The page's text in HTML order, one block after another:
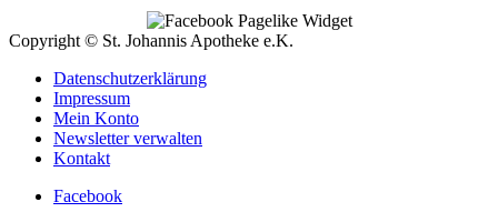
Copyright © St. Johannis Apotheke e.K.
Datenschutzerklärung
Impressum
Mein Konto
Newsletter verwalten
Kontakt
Facebook